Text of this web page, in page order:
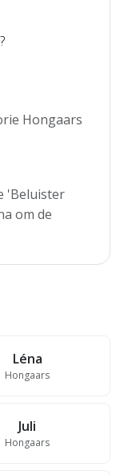
Hongaars
'Beluister
om de
Léna
Hongaars
Juli
Hongaars